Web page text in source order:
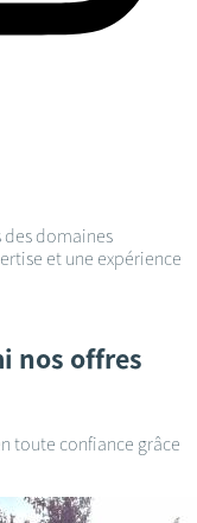
des domaines
et une expérience
nos offres
toute confiance grâce